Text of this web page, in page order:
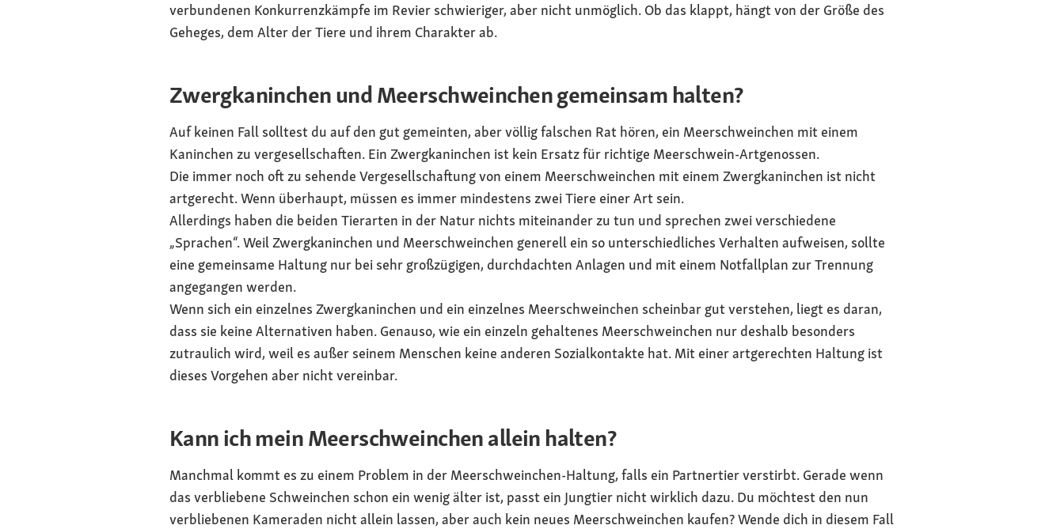
verbundenen Konkurrenzkämpfe im Revier schwieriger, aber nicht unmöglich. Ob das klappt, hängt von der Größe des
Geheges, dem Alter der Tiere und ihrem Charakter ab.
Zwergkaninchen und Meerschweinchen gemeinsam halten?
Auf keinen Fall solltest du auf den gut gemeinten, aber völlig falschen Rat hören, ein Meerschweinchen mit einem
Kaninchen zu vergesellschaften. Ein Zwergkaninchen ist kein Ersatz für richtige Meerschwein-Artgenossen.
Die immer noch oft zu sehende Vergesellschaftung von einem Meerschweinchen mit einem Zwergkaninchen ist nicht
artgerecht. Wenn überhaupt, müssen es immer mindestens zwei Tiere einer Art sein.
Allerdings haben die beiden Tierarten in der Natur nichts miteinander zu tun und sprechen zwei verschiedene
„Sprachen“. Weil Zwergkaninchen und Meerschweinchen generell ein so unterschiedliches Verhalten aufweisen, sollte
eine gemeinsame Haltung nur bei sehr großzügigen, durchdachten Anlagen und mit einem Notfallplan zur Trennung
angegangen werden.
Wenn sich ein einzelnes Zwergkaninchen und ein einzelnes Meerschweinchen scheinbar gut verstehen, liegt es daran,
dass sie keine Alternativen haben. Genauso, wie ein einzeln gehaltenes Meerschweinchen nur deshalb besonders
zutraulich wird, weil es außer seinem Menschen keine anderen Sozialkontakte hat. Mit einer artgerechten Haltung ist
dieses Vorgehen aber nicht vereinbar.
Kann ich mein Meerschweinchen allein halten?
Manchmal kommt es zu einem Problem in der Meerschweinchen-Haltung, falls ein Partnertier verstirbt. Gerade wenn
das verbliebene Schweinchen schon ein wenig älter ist, passt ein Jungtier nicht wirklich dazu. Du möchtest den nun
verbliebenen Kameraden nicht allein lassen, aber auch kein neues Meerschweinchen kaufen? Wende dich in diesem Fall